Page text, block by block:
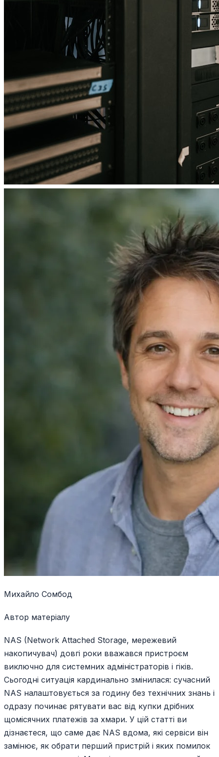
Михайло Сомбод
Автор матеріалу
NAS (Network Attached Storage, мережевий
накопичувач) довгі роки вважався пристроєм
виключно для системних адміністраторів і гіків.
Сьогодні ситуація кардинально змінилася: сучасний
NAS налаштовується за годину без технічних знань і
одразу починає рятувати вас від купки дрібних
щомісячних платежів за хмари. У цій статті ви
дізнаєтеся, що саме дає NAS вдома, які сервіси він
замінює, як обрати перший пристрій і яких помилок